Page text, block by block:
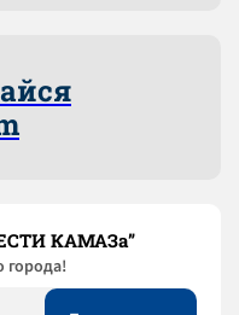
КАМАЗа”
города!